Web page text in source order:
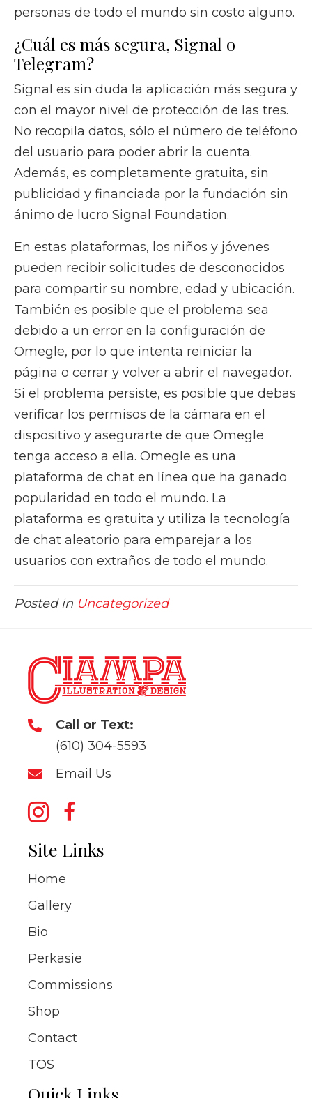
personas de todo el mundo sin costo alguno.
¿Cuál es más segura, Signal o
Telegram?
Signal es sin duda la aplicación más segura y
con el mayor nivel de protección de las tres.
No recopila datos, sólo el número de teléfono
del usuario para poder abrir la cuenta.
Además, es completamente gratuita, sin
publicidad y financiada por la fundación sin
ánimo de lucro Signal Foundation.
En estas plataformas, los niños y jóvenes
pueden recibir solicitudes de desconocidos
para compartir su nombre, edad y ubicación.
También es posible que el problema sea
debido a un error en la configuración de
Omegle, por lo que intenta reiniciar la
página o cerrar y volver a abrir el navegador.
Si el problema persiste, es posible que debas
verificar los permisos de la cámara en el
dispositivo y asegurarte de que Omegle
tenga acceso a ella. Omegle es una
plataforma de chat en línea que ha ganado
popularidad en todo el mundo. La
plataforma es gratuita y utiliza la tecnología
de chat aleatorio para emparejar a los
usuarios con extraños de todo el mundo.
Posted in Uncategorized
Call or Text:
(610) 304-5593
Email Us
Site Links
Home
Gallery
Bio
Perkasie
Commissions
Shop
Contact
TOS